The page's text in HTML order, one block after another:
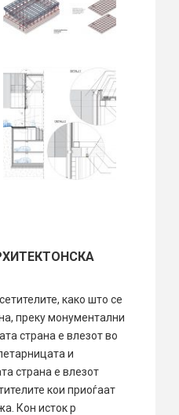
како што се
преку монументални
страна е влезот во
и
страна е влезот
кои приоѓаат
Кон исток р